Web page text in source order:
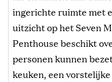
ingerichte ruimte met
uitzicht op het Seven
Penthouse beschikt
personen kunnen
keuken, een